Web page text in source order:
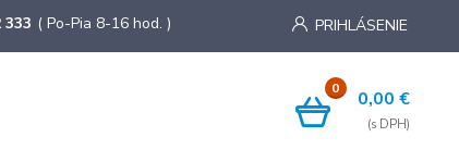
PRIHLÁSENIE
333 ( Po-Pia 8-16 hod. )
0 0,00 €